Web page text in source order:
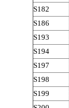
S182
S186
S193
S194
S197
S198
S199